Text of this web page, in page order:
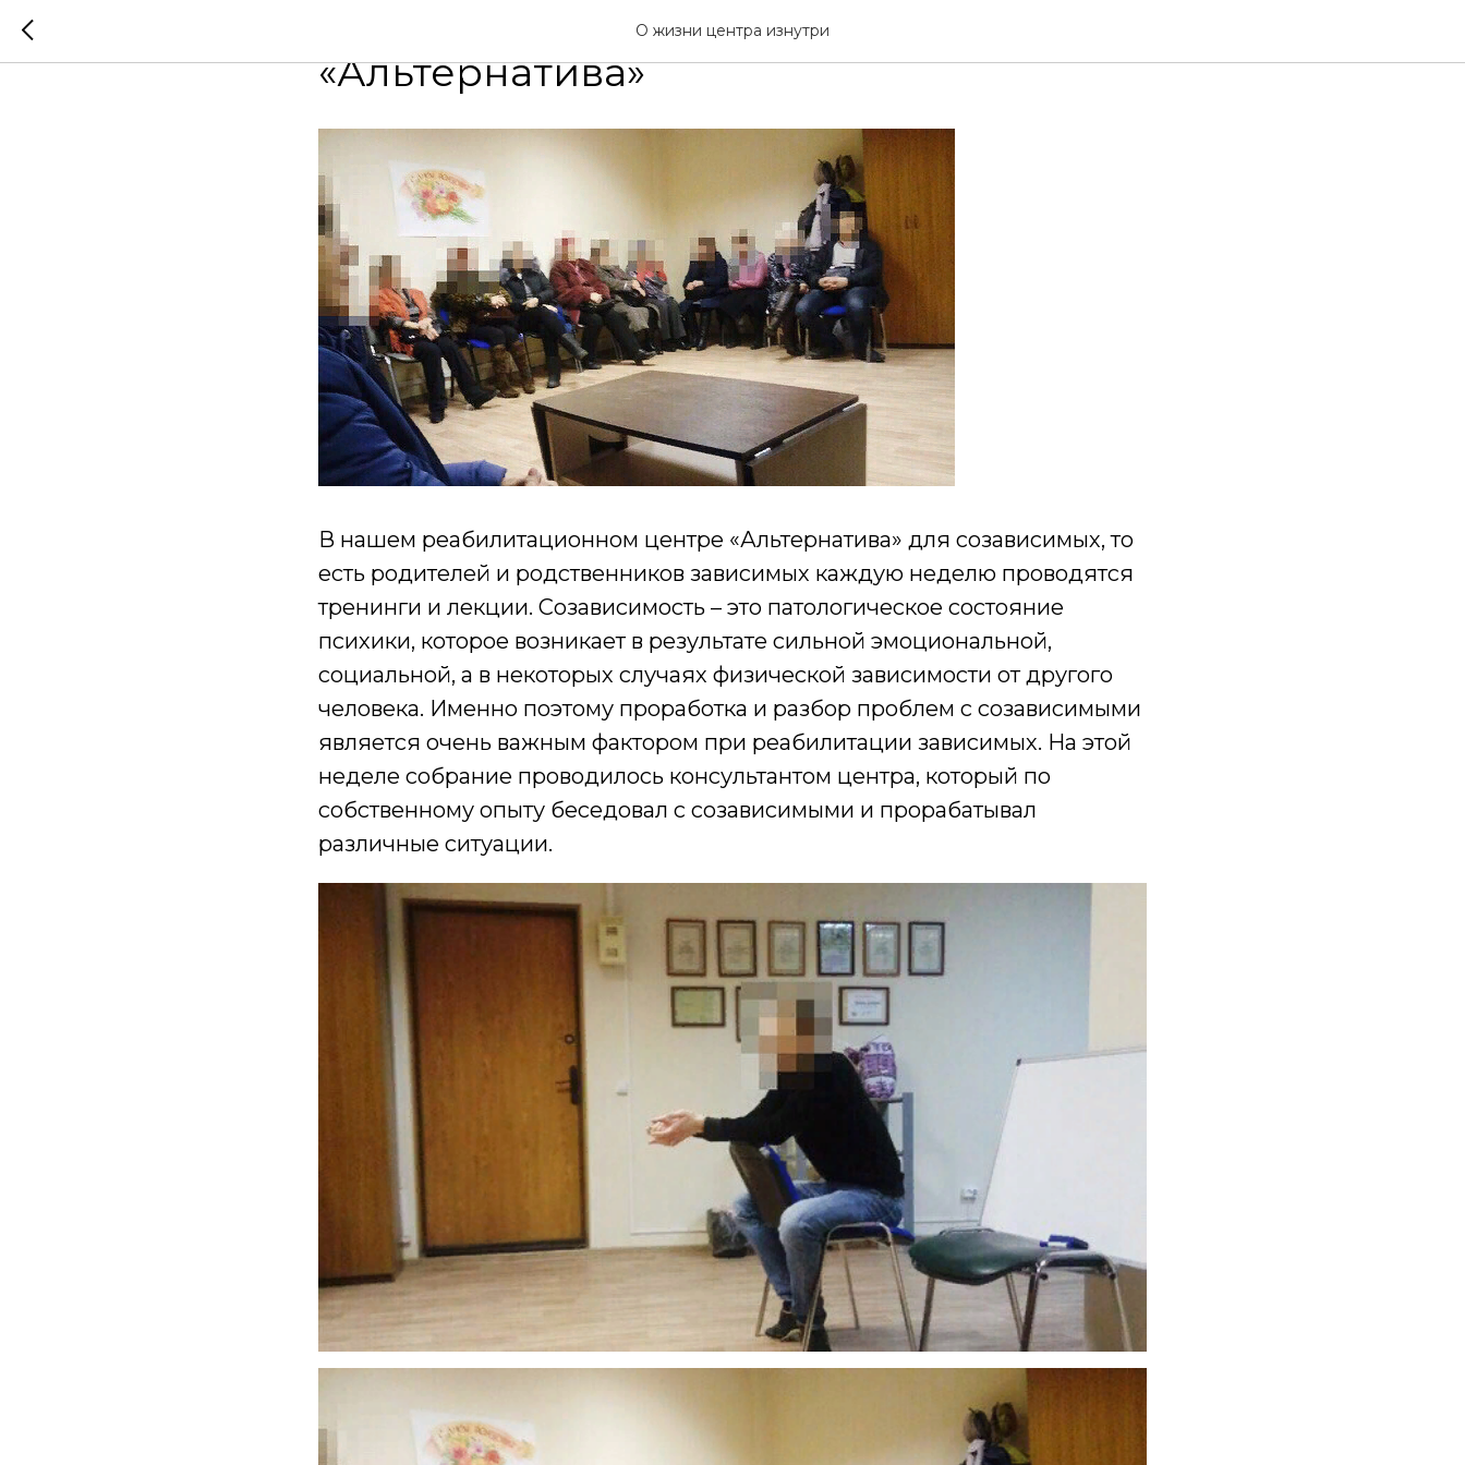
О жизни центра изнутри
Собрание созависимых в РЦ
«Альтернатива»
В нашем реабилитационном центре «Альтернатива» для созависимых, то
есть родителей и родственников зависимых каждую неделю проводятся
тренинги и лекции. Созависимость – это патологическое состояние
психики, которое возникает в результате сильной эмоциональной,
социальной, а в некоторых случаях физической зависимости от другого
человека. Именно поэтому проработка и разбор проблем с созависимыми
является очень важным фактором при реабилитации зависимых. На этой
неделе собрание проводилось консультантом центра, который по
собственному опыту беседовал с созависимыми и прорабатывал
различные ситуации.